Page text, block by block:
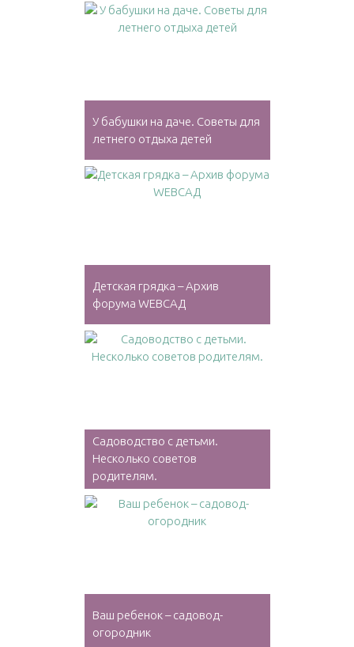
У бабушки на даче. Советы для
летнего отдыха детей
Детская грядка – Архив
форума WEBСАД
Садоводство с детьми.
Несколько советов
родителям.
Ваш ребенок – садовод-
огородник